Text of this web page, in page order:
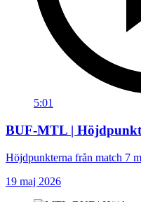
5:01
BUF-MTL |
Höjdpunkterna från match 7
19 maj 2026